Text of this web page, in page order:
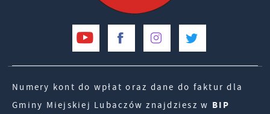
Numery kont do wpłat oraz dane do faktur dla
Gminy Miejskiej Lubaczów znajdziesz w BIP